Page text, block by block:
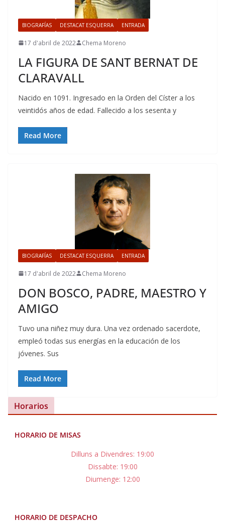
BIOGRAFÍAS DESTACAT ESQUERRA ENTRADA
17 d'abril de 2022 Chema Moreno
LA FIGURA DE SANT BERNAT DE
CLARAVALL
Nacido en 1091. Ingresado en la Orden del Císter a los
veintidós años de edad. Fallecido a los sesenta y
Read More
BIOGRAFÍAS DESTACAT ESQUERRA ENTRADA
17 d'abril de 2022 Chema Moreno
DON BOSCO, PADRE, MAESTRO Y
AMIGO
Tuvo una niñez muy dura. Una vez ordenado sacerdote,
empleó todas sus energías en la educación de los
jóvenes. Sus
Read More
Horarios
HORARIO DE MISAS
Dilluns a Divendres: 19:00
Dissabte: 19:00
Diumenge: 12:00
HORARIO DE DESPACHO